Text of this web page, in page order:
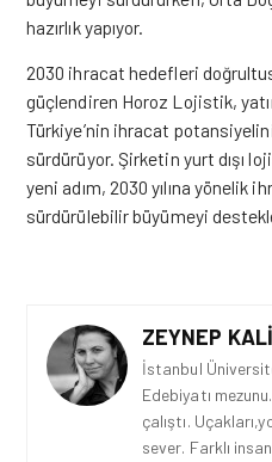
hazırlık yapıyor.
2030 ihracat hedefleri
güçlendiren Horoz Lojistik,
Türkiye’nin ihracat
sürdürüyor. Şirketin yurt dışı
yeni adım, 2030 yılına yönelik
sürdürülebilir büyümeyi
ZEYNEP KALI
İstanbul
Edebiyatı
çalıştı.
sever. Farklı